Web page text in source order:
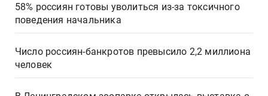
58% россиян готовы уволиться из-за токсичного
поведения начальника
Число россиян-банкротов превысило 2,2 миллиона
человек